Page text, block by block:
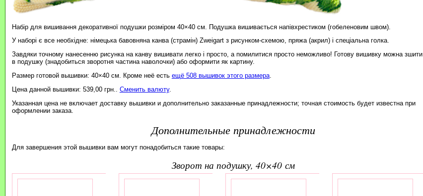
Набір для вишивання декоративної подушки розміром 40×40 см. Подушка вишивається напівхрестиком (гобеленовим швом).
У наборі є все необхідне: німецька бавовняна канва (страмін) Zweigart з рисунком-схемою, пряжа (акрил) і спеціальна голка.
Завдяки точному нанесенню рисунка на канву вишивати легко і просто, а помилитися просто неможливо! Готову вишивку можна зшити
в подушку (знадобиться зворотня частина наволочки) або оформити як картину.
Размер готовой вышивки: 40×40 см. Кроме неё есть ещё 508 вышивок этого размера.
Цена данной вышивки: 539,00 грн.. Сменить валюту.
Указанная цена не включает доставку вышивки и дополнительно заказанные принадлежности; точная стоимость будет известна при
оформлении заказа.
Дополнительные принадлежности
Для завершения этой вышивки вам могут понадобиться такие товары:
зворот на подушку, 40×40 см